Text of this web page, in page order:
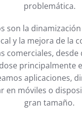
problemática.
son la
y la mejora de la
comerciales,
principalmente
aplicaciones,
en móviles o
gran tamaño.